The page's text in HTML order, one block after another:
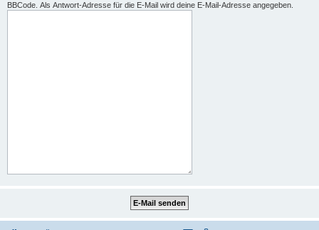
BBCode. Als Antwort-Adresse für die E-Mail wird deine E-Mail-Adresse angegeben.